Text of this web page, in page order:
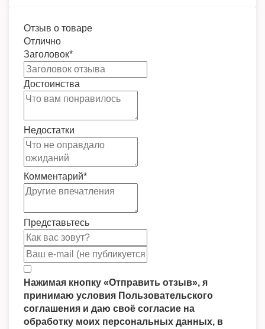
Отзыв о товаре
Отлично
Заголовок*
Достоинства
Недостатки
Комментарий*
Представьтесь
Нажимая кнопку «Отправить отзыв», я
принимаю условия Пользовательского
соглашения и даю своё согласие на
обработку моих персональных данных, в